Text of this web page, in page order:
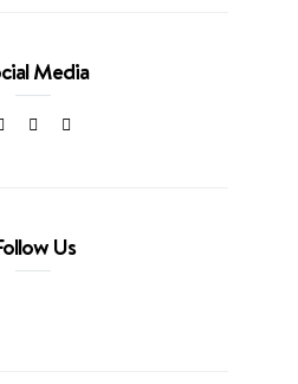
Media
Us